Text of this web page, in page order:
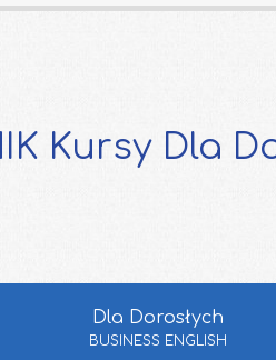
Kursy Dla
Dla Dorosłych
BUSINESS ENGLISH